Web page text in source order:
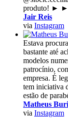
produto! ► ►
Jair Reis
via Instagram
Estava
bastante até
modelos
patrocínio,
empresa. É
tem iniciativa
estão de
Matheus
via Instagram